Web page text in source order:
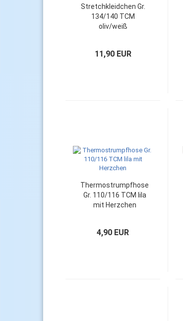
Stretchkleidchen Gr.
134/140 TCM
oliv/weiß
11,90 EUR
Thermostrumpfhose
Gr. 110/116 TCM lila
mit Herzchen
4,90 EUR